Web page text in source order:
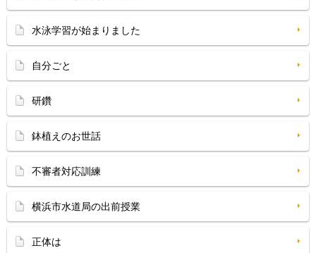
水泳学習が始まりました
自分ごと
研鑽
鉢植えのお世話
不審者対応訓練
横浜市水道局の出前授業
正体は